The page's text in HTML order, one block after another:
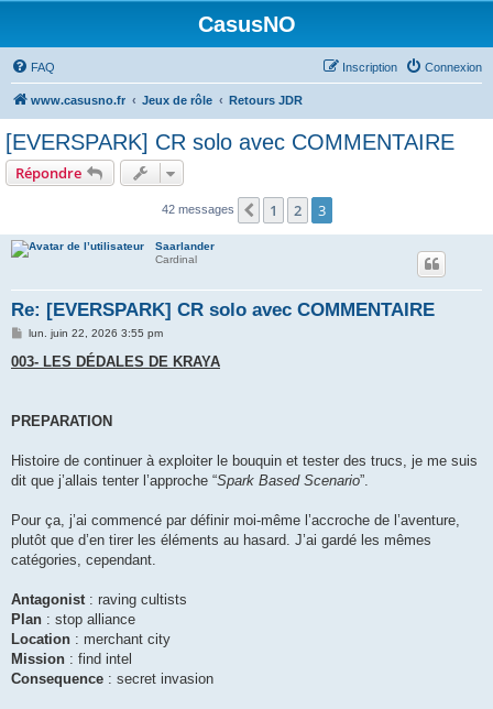
CasusNO
FAQ Connexion
Inscription
www.casusno.fr Jeux de rôle Retours JDR
[EVERSPARK] CR solo avec COMMENTAIRE
Répondre
42 messages Précédent
1 2 3
Saarlander
Cardinal
Re: [EVERSPARK] CR solo avec COMMENTAIRE
M
s
s
lun. juin 22, 2026 3:55 pm
003- LES DÉDALES DE KRAYA
PREPARATION
Histoire de continuer à exploiter le bouquin et tester des trucs, je me suis
dit que j’allais tenter l’approche “Spark Based Scenario”.
Pour ça, j’ai commencé par définir moi-même l’accroche de l’aventure,
plutôt que d’en tirer les éléments au hasard. J’ai gardé les mêmes
catégories, cependant.
Antagonist: raving cultists
Plan : stop alliance
Location : merchant city
Mission : find intel
Consequence : secret invasion